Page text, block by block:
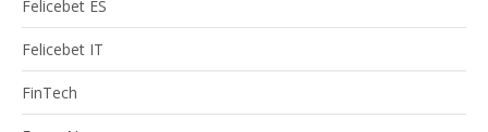
Felicebet ES
Felicebet IT
FinTech